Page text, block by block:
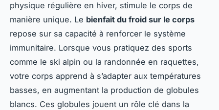
physique régulière en hiver, stimule le corps de
manière unique. Le bienfait du froid sur le corps
repose sur sa capacité à renforcer le système
immunitaire. Lorsque vous pratiquez des sports
comme le ski alpin ou la randonnée en raquettes,
votre corps apprend à s’adapter aux températures
basses, en augmentant la production de globules
blancs. Ces globules jouent un rôle clé dans la